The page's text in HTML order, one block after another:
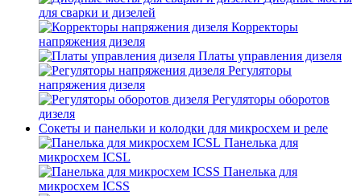
для сварки и дизелей
Корректоры
напряжения дизеля
Платы управления дизеля
Регуляторы
напряжения дизеля
Регуляторы оборотов
дизеля
Сокеты и панельки и колодки для микросхем и реле
Панелька для
микросхем ICSL
Панелька для
микросхем ICSS